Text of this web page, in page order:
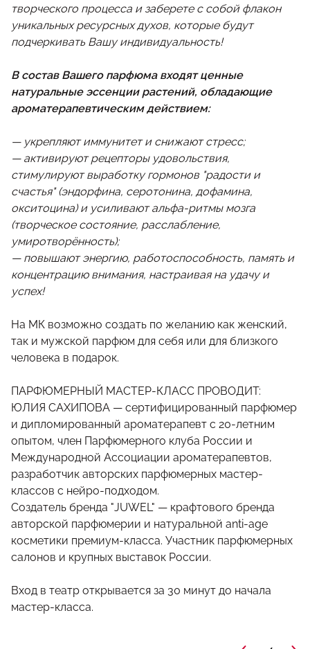
творческого процесса и заберете с собой флакон
уникальных ресурсных духов, которые будут
подчеркивать Вашу индивидуальность!
В состав Вашего парфюма входят ценные
натуральные эссенции растений, обладающие
ароматерапевтическим действием:
— укрепляют иммунитет и снижают стресс;
— активируют рецепторы удовольствия,
стимулируют выработку гормонов "радости и
счастья" (эндорфина, серотонина, дофамина,
окситоцина) и усиливают альфа‑ритмы мозга
(творческое состояние, расслабление,
умиротворённость);
— повышают энергию, работоспособность, память и
концентрацию внимания, настраивая на удачу и
успех!
На МК возможно создать по желанию как женский,
так и мужской парфюм для себя или для близкого
человека в подарок.
ПАРФЮМЕРНЫЙ МАСТЕР-КЛАСС ПРОВОДИТ:
ЮЛИЯ САХИПОВА — сертифицированный парфюмер
и дипломированный ароматерапевт с 20-летним
опытом, член Парфюмерного клуба России и
Международной Ассоциации ароматерапевтов,
разработчик авторских парфюмерных мастер-
классов с нейро-подходом.
Создатель бренда "JUWEL" — крафтового бренда
авторской парфюмерии и натуральной anti-age
косметики премиум-класса. Участник парфюмерных
салонов и крупных выставок России.
Вход в театр открывается за 30 минут до начала
мастер-класса.